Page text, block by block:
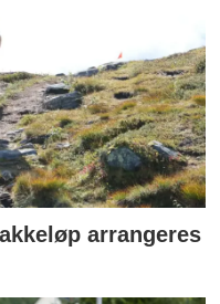
arrangeres